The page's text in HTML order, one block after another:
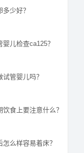
少好？
儿检查ca125？
管婴儿吗？
食上要注意什么？
么样容易着床？